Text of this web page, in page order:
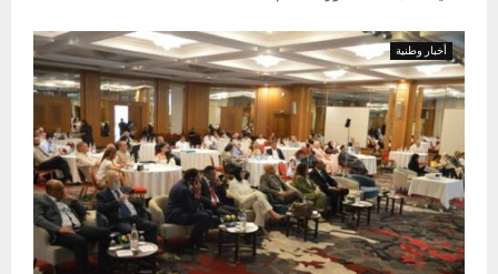
أخبار وطنية